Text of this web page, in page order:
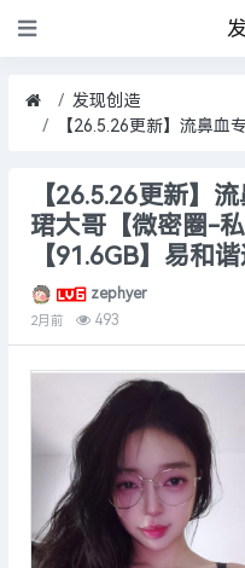
发现创造
【26.5.26更新】
珺大哥【微密圈-
【91.6GB】易和
zephyer
2月前 493